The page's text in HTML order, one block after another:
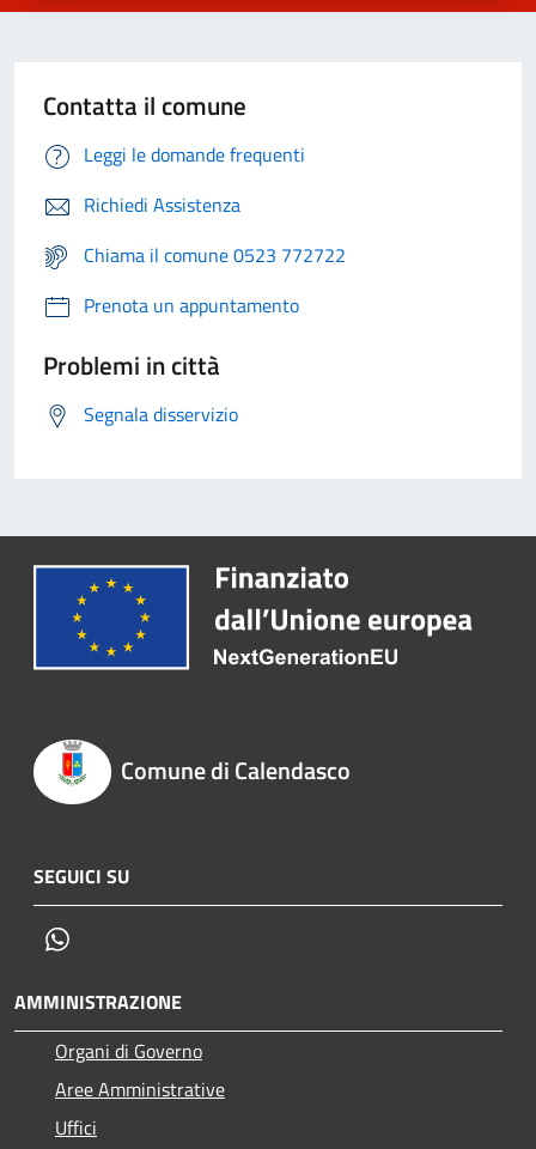
Contatta il comune
Leggi le domande frequenti
Richiedi Assistenza
Chiama il comune 0523 772722
Prenota un appuntamento
Problemi in città
Segnala disservizio
Comune di Calendasco
SEGUICI SU
AMMINISTRAZIONE
Organi di Governo
Aree Amministrative
Uffici